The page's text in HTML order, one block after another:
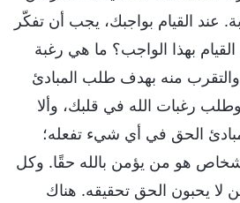
عند القيام بواجبك، يجب أن تفكّر
بهذا الواجب؟ ما هي رغبة
والتقرب منه بهدف طلب المبادئ
رغبات الله في قلبك، وألا
مبادئ الحق في أي شيء تفعله؛
هو من يؤمن بالله حقًا. وكل
لا يحبون الحق تحقيقه. هناك